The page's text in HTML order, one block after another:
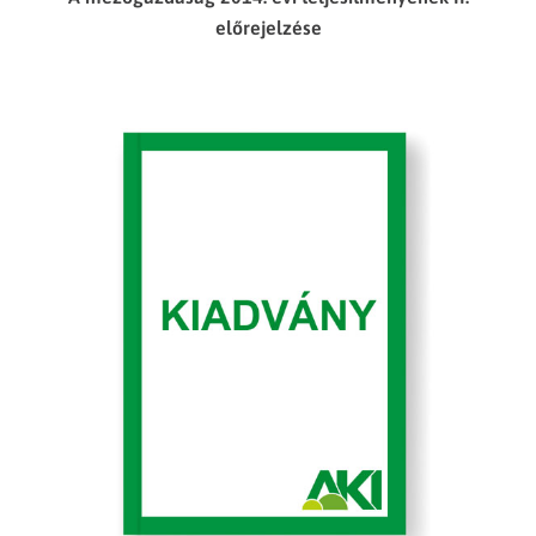
előrejelzése